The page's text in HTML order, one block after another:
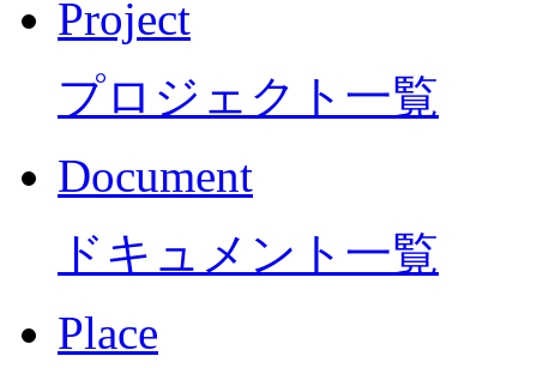
Project
プロジェクト一覧
Document
ドキュメント一覧
Place